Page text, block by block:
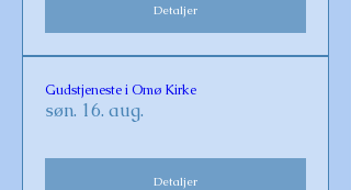
Detaljer
Gudstjeneste i Omø Kirke
søn. 16. aug.
Detaljer